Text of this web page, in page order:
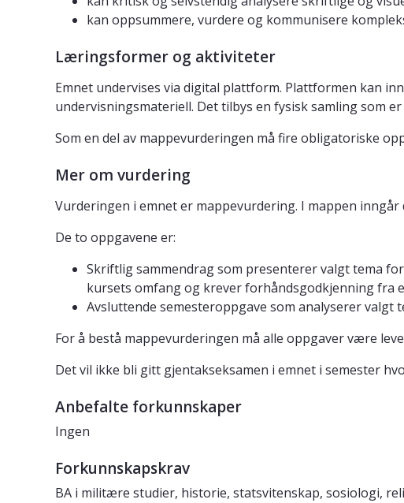
kan oppsummere, vurdere og kommunisere
Læringsformer og aktiviteter
Emnet undervises via digital plattform. Plattformen kan
undervisningsmateriell. Det tilbys en fysisk samling som
Som en del av mappevurderingen må fire obligatoriske
Mer om vurdering
Vurderingen i emnet er mappevurdering. I mappen
De to oppgavene er:
Skriftlig sammendrag som presenterer valgt tema
kursets omfang og krever forhåndsgodkjenning fra
Avsluttende semesteroppgave som analyserer valgt
For å bestå mappevurderingen må alle oppgaver være
Det vil ikke bli gitt gjentakseksamen i emnet i semester
Anbefalte forkunnskaper
Ingen
Forkunnskapskrav
BA i militære studier, historie, statsvitenskap, sosiologi,